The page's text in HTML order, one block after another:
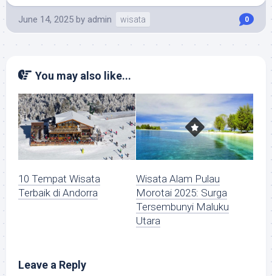
June 14, 2025 by admin wisata 0
You may also like...
10 Tempat Wisata
Terbaik di Andorra
Wisata Alam Pulau
Morotai 2025: Surga
Tersembunyi Maluku
Utara
Leave a Reply